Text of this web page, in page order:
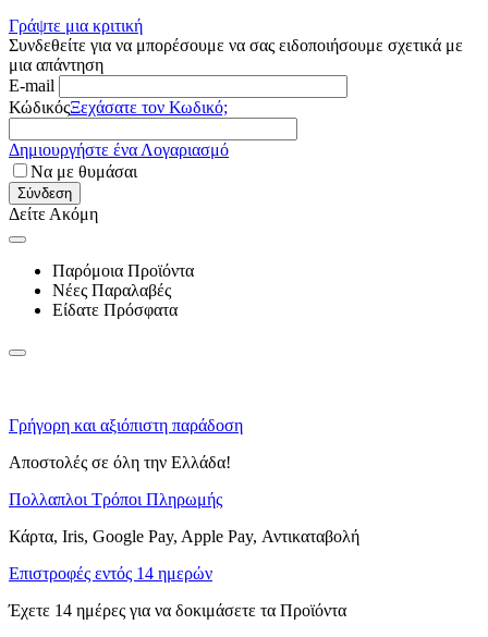
Γράψτε μια κριτική
Συνδεθείτε για να μπορέσουμε να σας ειδοποιήσουμε σχετικά με
μια απάντηση
E-mail
ΚώδικόςΞεχάσατε τον Κωδικό;
Δημιουργήστε ένα Λογαριασμό
Να με θυμάσαι
Σύνδεση
Δείτε Ακόμη
Παρόμοια Προϊόντα
Νέες Παραλαβές
Είδατε Πρόσφατα
Γρήγορη και αξιόπιστη παράδοση
Αποστολές σε όλη την Ελλάδα!
Πολλαπλοι Τρόποι Πληρωμής
Κάρτα, Iris, Google Pay, Apple Pay, Αντικαταβολή
Επιστροφές εντός 14 ημερών
Έχετε 14 ημέρες για να δοκιμάσετε τα Προϊόντα